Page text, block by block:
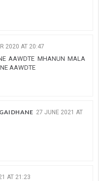
2020 AT 20:47
AAWDTE MHANUN MALA
AAWDTE
27 JUNE 2021 AT
AT 21:23